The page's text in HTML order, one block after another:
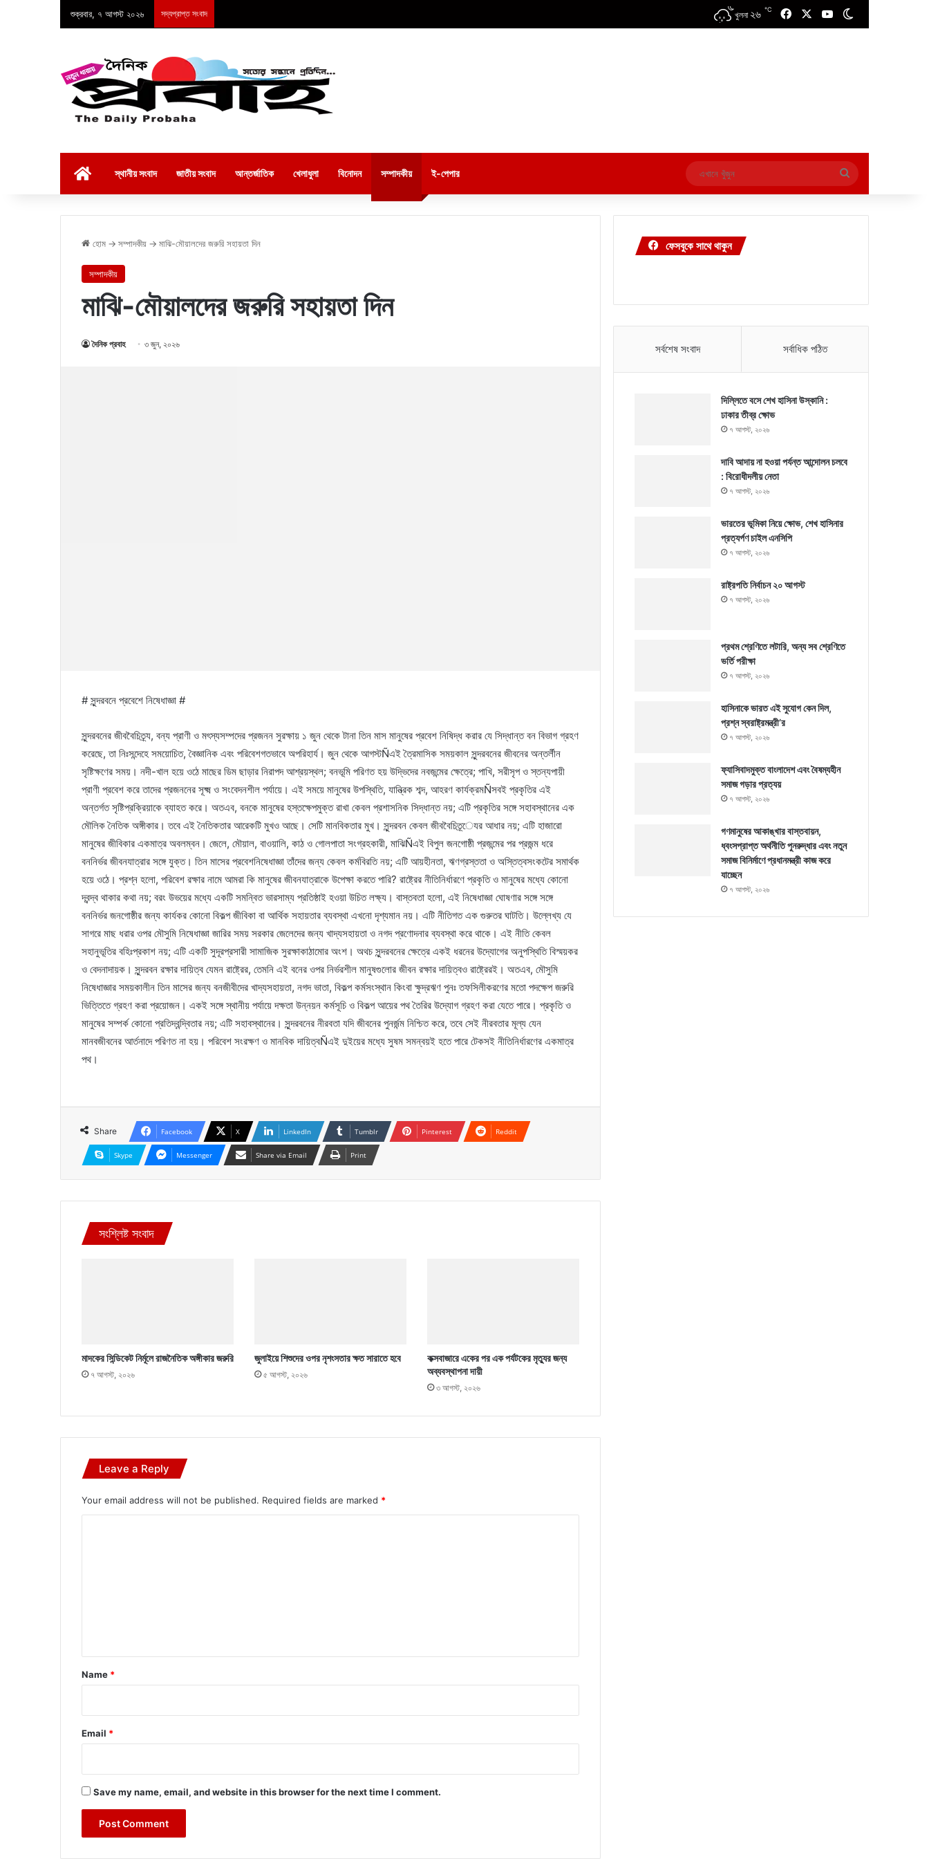
শুক্রবার, ৭ আগস্ট ২০২৬ সদ্যপ্রাপ্ত সংবাদ খুলনা ২৬ ℃ FacebookYouTube
স্থানীয় সংবাদ জাতীয় সংবাদ আন্তর্জাতিক খেলাধুলা বিনোদন সম্পাদকীয় ই-পেপার
এখানে
খুঁজুন
হোম → সম্পাদকীয় → মাঝি-মৌয়ালদের জরুরি সহায়তা দিন
সম্পাদকীয়
মাঝি-মৌয়ালদের জরুরি সহায়তা দিন
দৈনিক প্রবাহ ৩ জুন, ২০২৬
# সুন্দরবনে প্রবেশে নিষেধাজ্ঞা #
সুন্দরবনের জীববৈচিত্র্য, বন্য প্রাণী ও মৎস্যসম্পদের প্রজনন সুরক্ষায় ১ জুন থেকে টানা তিন মাস মানুষের প্রবেশ নিষিদ্ধ করার যে সিদ্ধান্ত বন বিভাগ গ্রহণ
করেছে, তা নিঃসন্দেহে সময়োচিত, বৈজ্ঞানিক এবং পরিবেশগতভাবে অপরিহার্য। জুন থেকে আগস্টÑএই ত্রৈমাসিক সময়কাল সুন্দরবনের জীবনের অন্তর্লীন
সৃষ্টিক্ষণের সময়। নদী-খাল হয়ে ওঠে মাছের ডিম ছাড়ার নিরাপদ আশ্রয়স্থল; বনভূমি পরিণত হয় উদ্ভিদের নবজন্মের ক্ষেত্রে; পাখি, সরীসৃপ ও স্তন্যপায়ী
প্রাণী প্রবেশ করে তাদের প্রজননের সূক্ষ্ম ও সংবেদনশীল পর্যায়ে। এই সময়ে মানুষের উপস্থিতি, যান্ত্রিক শব্দ, আহরণ কার্যক্রমÑসবই প্রকৃতির এই
অন্তর্গত সৃষ্টিপ্রক্রিয়াকে ব্যাহত করে। অতএব, বনকে মানুষের হস্তক্ষেপমুক্ত রাখা কেবল প্রশাসনিক সিদ্ধান্ত নয়; এটি প্রকৃতির সঙ্গে সহাবস্থানের এক
মৌলিক নৈতিক অঙ্গীকার। তবে এই নৈতিকতার আরেকটি মুখও আছে। সেটি মানবিকতার মুখ। সুন্দরবন কেবল জীববৈচিত্র্েযর আধার নয়; এটি হাজারো
মানুষের জীবিকার একমাত্র অবলম্বন। জেলে, মৌয়াল, বাওয়ালি, কাঠ ও গোলপাতা সংগ্রহকারী, মাঝিÑএই বিপুল জনগোষ্ঠী প্রজন্মের পর প্রজন্ম ধরে
বননির্ভর জীবনযাত্রার সঙ্গে যুক্ত। তিন মাসের প্রবেশনিষেধাজ্ঞা তাঁদের জন্য কেবল কর্মবিরতি নয়; এটি আয়হীনতা, ঋণগ্রস্ততা ও অস্তিত্বসংকটের সমার্থক
হয়ে ওঠে। প্রশ্ন হলো, পরিবেশ রক্ষার নামে আমরা কি মানুষের জীবনযাত্রাকে উপেক্ষা করতে পারি? রাষ্ট্রের নীতিনির্ধারণে প্রকৃতি ও মানুষের মধ্যে কোনো
দ্বন্দ্ব থাকার কথা নয়; বরং উভয়ের মধ্যে একটি সমন্বিত ভারসাম্য প্রতিষ্ঠাই হওয়া উচিত লক্ষ্য। বাস্তবতা হলো, এই নিষেধাজ্ঞা ঘোষণার সঙ্গে সঙ্গে
বননির্ভর জনগোষ্ঠীর জন্য কার্যকর কোনো বিকল্প জীবিকা বা আর্থিক সহায়তার ব্যবস্থা এখনো দৃশ্যমান নয়। এটি নীতিগত এক গুরুতর ঘাটতি। উল্লেখ্য যে
সাগরে মাছ ধরার ওপর মৌসুমি নিষেধাজ্ঞা জারির সময় সরকার জেলেদের জন্য খাদ্যসহায়তা ও নগদ প্রণোদনার ব্যবস্থা করে থাকে। এই নীতি কেবল
সহানুভূতির বহিঃপ্রকাশ নয়; এটি একটি সুদূরপ্রসারী সামাজিক সুরক্ষাকাঠামোর অংশ। অথচ সুন্দরবনের ক্ষেত্রে একই ধরনের উদ্যোগের অনুপস্থিতি বিস্ময়কর
ও বেদনাদায়ক। সুন্দরবন রক্ষার দায়িত্ব যেমন রাষ্ট্রের, তেমনি এই বনের ওপর নির্ভরশীল মানুষগুলোর জীবন রক্ষার দায়িত্বও রাষ্ট্রেরই। অতএব, মৌসুমি
নিষেধাজ্ঞার সময়কালীন তিন মাসের জন্য বনজীবীদের খাদ্যসহায়তা, নগদ ভাতা, বিকল্প কর্মসংস্থান কিংবা ক্ষুদ্রঋণ পুনঃ তফসিলীকরণের মতো পদক্ষেপ জরুরি
ভিত্তিতে গ্রহণ করা প্রয়োজন। একই সঙ্গে স্থানীয় পর্যায়ে দক্ষতা উন্নয়ন কর্মসূচি ও বিকল্প আয়ের পথ তৈরির উদ্যোগ গ্রহণ করা যেতে পারে। প্রকৃতি ও
মানুষের সম্পর্ক কোনো প্রতিদ্বন্দ্বিতার নয়; এটি সহাবস্থানের। সুন্দরবনের নীরবতা যদি জীবনের পুনর্জন্ম নিশ্চিত করে, তবে সেই নীরবতার মূল্য যেন
মানবজীবনের আর্তনাদে পরিণত না হয়। পরিবেশ সংরক্ষণ ও মানবিক দায়িত্বÑএই দুইয়ের মধ্যে সুষম সমন্বয়ই হতে পারে টেকসই নীতিনির্ধারণের একমাত্র
পথ।
Share Facebook X LinkedIn Tumblr Pinterest Reddit
Skype Messenger Share via Email Print
সংশ্লিষ্ট সংবাদ
মাদকের সিন্ডিকেট নির্মূলে রাজনৈতিক অঙ্গীকার জরুরি
৭ আগস্ট, ২০২৬
জুলাইয়ে শিশুদের ওপর নৃশংসতার ক্ষত সারাতে হবে
৫ আগস্ট, ২০২৬
কক্সবাজারে একের পর এক পর্যটকের মৃত্যুর জন্য
অব্যবস্থাপনা দায়ী
৩ আগস্ট, ২০২৬
Leave a Reply
Your email address will not be published. Required fields are marked *
*
Name *
Email *
Save my name, email, and website in this browser for the next time I comment.
ফেসবুকে সাথে থাকুন
সর্বশেষ সংবাদ সর্বাধিক পঠিত
দিল্লিতে বসে শেখ হাসিনা উস্কানি :
ঢাকার তীব্র ক্ষোভ
৭ আগস্ট, ২০২৬
দাবি আদায় না হওয়া পর্যন্ত আন্দোলন চলবে
: বিরোধীদলীয় নেতা
৭ আগস্ট, ২০২৬
ভারতের ভূমিকা নিয়ে ক্ষোভ, শেখ হাসিনার
প্রত্যর্পণ চাইল এনসিপি
৭ আগস্ট, ২০২৬
রাষ্ট্রপতি নির্বাচন ২০ আগস্ট
৭ আগস্ট, ২০২৬
প্রথম শ্রেণিতে লটারি, অন্য সব শ্রেণিতে
ভর্তি পরীক্ষা
৭ আগস্ট, ২০২৬
হাসিনাকে ভারত এই সুযোগ কেন দিল,
প্রশ্ন স্বরাষ্ট্রমন্ত্রী’র
৭ আগস্ট, ২০২৬
ফ্যাসিবাদমুক্ত বাংলাদেশ এবং বৈষম্যহীন
সমাজ গড়ার প্রত্যয়
৭ আগস্ট, ২০২৬
গণমানুষের আকাঙ্খার বাস্তবায়ন,
ধ্বংসপ্রাপ্ত অর্থনীতি পুনরুদ্ধার এবং নতুন
সমাজ বিনির্মাণে প্রধানমন্ত্রী কাজ করে
যাচ্ছেন
৭ আগস্ট, ২০২৬